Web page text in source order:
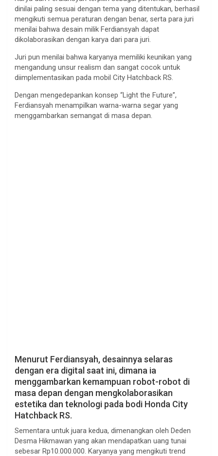
dinilai paling sesuai dengan tema yang ditentukan, berhasil
mengikuti semua peraturan dengan benar, serta para juri
menilai bahwa desain milik Ferdiansyah dapat
dikolaborasikan dengan karya dari para juri.
Juri pun menilai bahwa karyanya memiliki keunikan yang
mengandung unsur realism dan sangat cocok untuk
diimplementasikan pada mobil City Hatchback RS.
Dengan mengedepankan konsep “Light the Future”,
Ferdiansyah menampilkan warna-warna segar yang
menggambarkan semangat di masa depan.
Menurut Ferdiansyah, desainnya selaras
dengan era digital saat ini, dimana ia
menggambarkan kemampuan robot-robot di
masa depan dengan mengkolaborasikan
estetika dan teknologi pada bodi Honda City
Hatchback RS.
Sementara untuk juara kedua, dimenangkan oleh Deden
Desma Hikmawan yang akan mendapatkan uang tunai
sebesar Rp10.000.000. Karyanya yang mengikuti trend